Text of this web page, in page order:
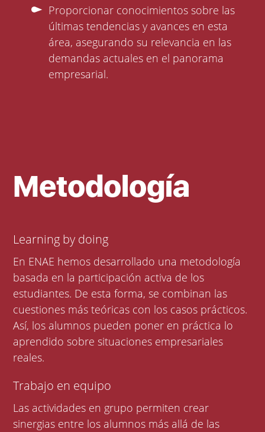
Proporcionar conocimientos sobre las
últimas tendencias y avances en esta
área, asegurando su relevancia en las
demandas actuales en el panorama
empresarial.
Metodología
Learning by doing
En ENAE hemos desarrollado una metodología
basada en la participación activa de los
estudiantes. De esta forma, se combinan las
cuestiones más teóricas con los casos prácticos.
Así, los alumnos pueden poner en práctica lo
aprendido sobre situaciones empresariales
reales.
Trabajo en equipo
Las actividades en grupo permiten crear
sinergias entre los alumnos más allá de las